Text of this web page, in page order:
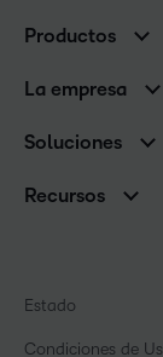
Clientes
Productos
Servicios y
Asistencia
La empresa
Contactos y
Sala de Prensa
Soluciones
Educación
Organizaciones
Recursos
Estado
Condiciones de